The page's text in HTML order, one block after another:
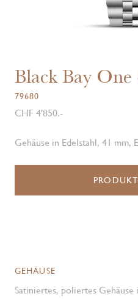
Black Bay One
79680
CHF 4'850.-
Gehäuse in Edelstahl, 41 mm,
GEHÄUSE
Satiniertes, poliertes Gehäuse